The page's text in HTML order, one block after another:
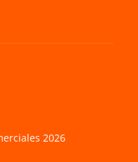
2026